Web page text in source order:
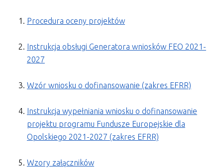
Procedura oceny projektów
Instrukcja obsługi Generatora wniosków FEO 2021-
2027
Wzór wniosku o dofinansowanie (zakres EFRR)
Instrukcja wypełniania wniosku o dofinansowanie
projektu programu Fundusze Europejskie dla
Opolskiego 2021-2027 (zakres EFRR)
Wzory załączników